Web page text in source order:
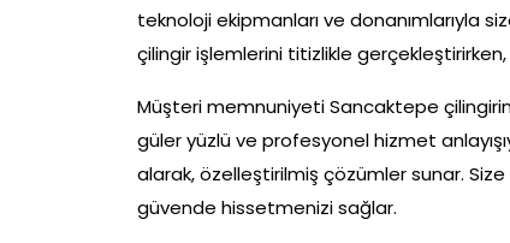
teknoloji ekipmanları ve donanımlarıyla
çilingir işlemlerini titizlikle
Müşteri memnuniyeti Sancaktepe çilingirin
güler yüzlü ve profesyonel hizmet
alarak, özelleştirilmiş çözümler sunar.
güvende hissetmenizi sağlar.